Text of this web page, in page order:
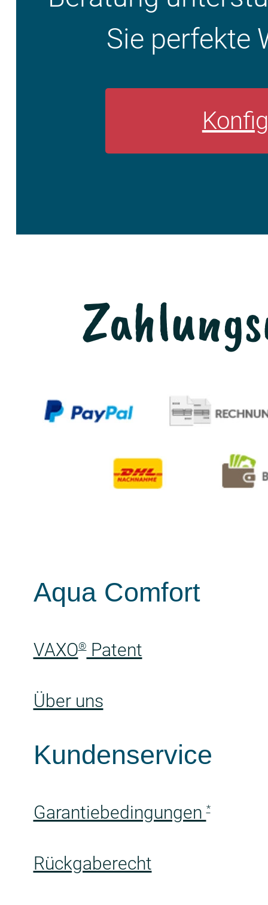
Sie perfekte
Aqua Comfort
VAXO®Patent
Über uns
Kundenservice
Garantiebedingungen*
Rückgaberecht